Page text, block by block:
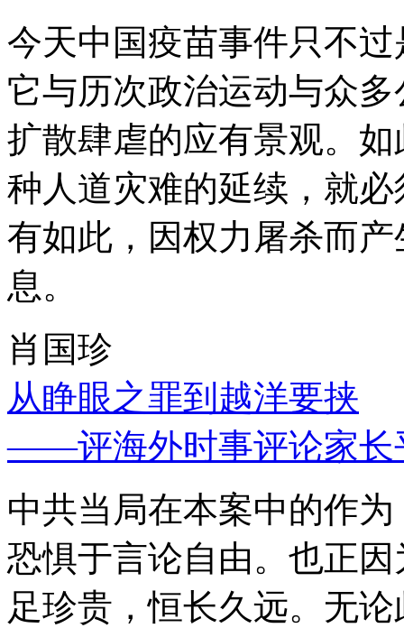
今天中国疫苗事件只不
它与历次政治运动与众
扩散肆虐的应有景观。
种人道灾难的延续，就
有如此，因权力屠杀而
息。
肖国珍
从睁眼之罪到越洋要挟
——评海外时事评论家长
中共当局在本案中的作
恐惧于言论自由。也正
足珍贵，恒长久远。无